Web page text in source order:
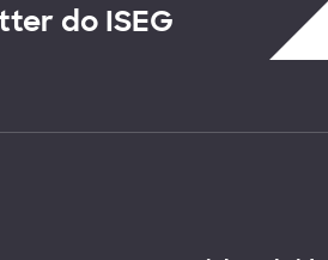
do ISEG